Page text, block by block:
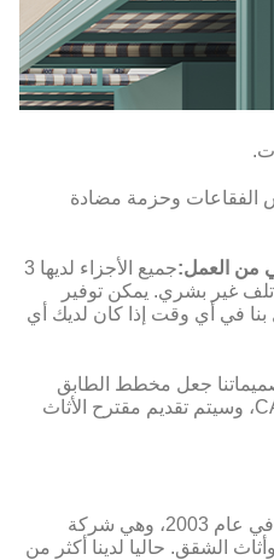
الفقاعات وحزمة مضادة
من العمل:
جميع الأجزاء لديها 3
غير بشري. يمكن توفير
بنا في أي وقت إذا كان لديك أي
جعل مخطط الطابق
بالنسبة لك إذا كنت ترسل لنا CAD، وسيتم تقديم مقترح الأثاث
تأسست Myidea Furniture في عام 2003، وهي شركة
الشقق. حاليا لدينا أكثر من